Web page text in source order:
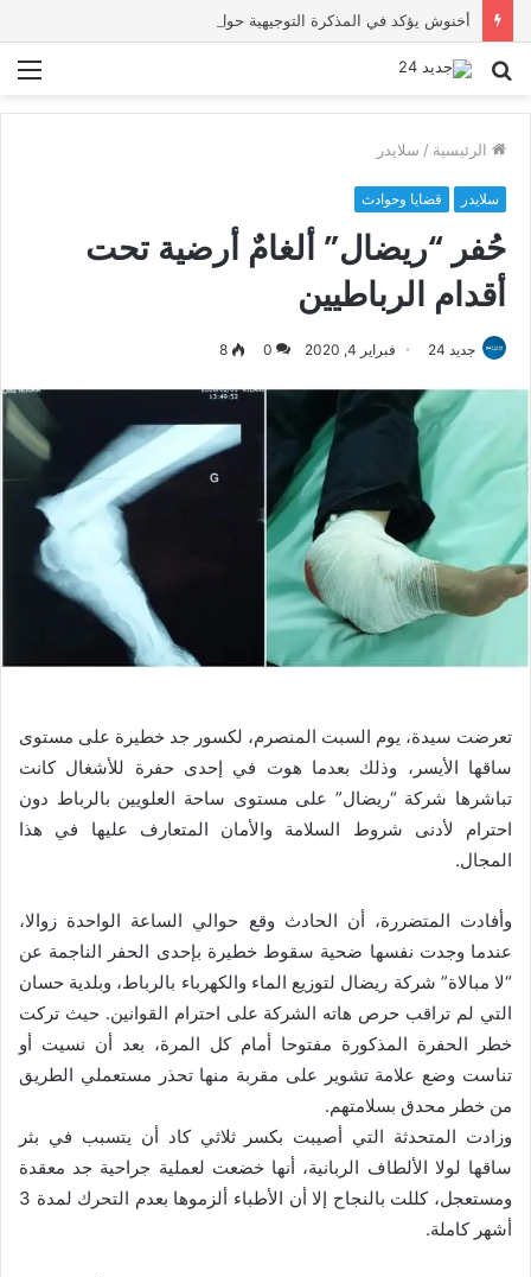
بحث
الرئيسية / سلايدر
سلايدر قضايا وحوادث
حُفر “ريضال” ألغامٌ أرضية تحت
أقدام الرباطيين
جديد 24 فبراير 4, 2020 0
8
تعرضت سيدة، يوم السبت المنصرم، لكسور جد خطيرة على مستوى
ساقها الأيسر، وذلك بعدما هوت في إحدى حفرة للأشغال كانت
تباشرها شركة “ريضال” على مستوى ساحة العلويين بالرباط دون
احترام لأدنى شروط السلامة والأمان المتعارف عليها في هذا
المجال.
وأفادت المتضررة، أن الحادث وقع حوالي الساعة الواحدة زوالا،
عندما وجدت نفسها ضحية سقوط خطيرة بإحدى الحفر الناجمة عن
“لا مبالاة” شركة ريضال لتوزيع الماء والكهرباء بالرباط، وبلدية حسان
التي لم تراقب حرص هاته الشركة على احترام القوانين. حيث تركت
خطر الحفرة المذكورة مفتوحا أمام كل المرة، بعد أن نسيت أو
تناست وضع علامة تشوير على مقربة منها تحذر مستعملي الطريق
من خطر محدق بسلامتهم.
وزادت المتحدثة التي أصيبت بكسر ثلاثي كاد أن يتسبب في بثر
ساقها لولا الألطاف الربانية، أنها خضعت لعملية جراحية جد معقدة
ومستعجل، كللت بالنجاح إلا أن الأطباء ألزموها بعدم التحرك لمدة 3
أشهر كاملة.